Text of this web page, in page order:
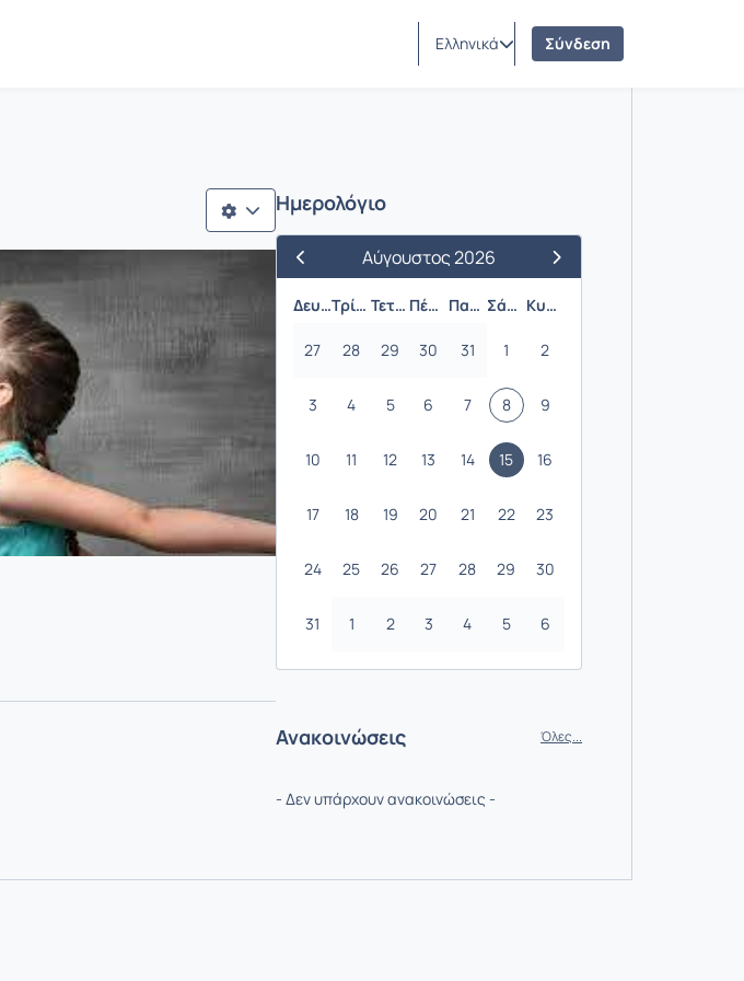
Ελληνικά Σύνδεση
Ημερολόγιο
Προηγούμενος Μήνας
Αύγουστος 2026
Επόμενος Μήνας
Δευτέρα
Τρίτη Τετάρτη Πέμπτη Παρασκευή Σάββατο Κυριακή
27 28 29 30 31 1 2
3 4 5 6 7 8 9
10 11 12 13 14 15 16
17 18 19 20 21 22 23
24 25 26 27 28 29 30
31 1 2 3 4 5 6
Ανακοινώσεις Όλες...
- Δεν υπάρχουν ανακοινώσεις -